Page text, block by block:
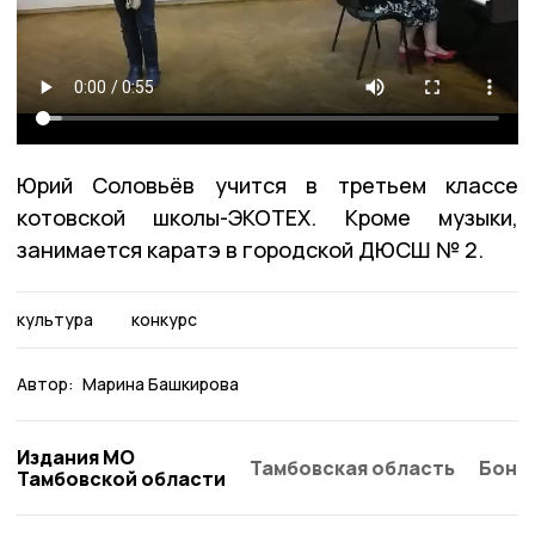
Юрий Соловьёв учится в третьем классе
котовской школы-ЭКОТЕХ. Кроме музыки,
занимается каратэ в городской ДЮСШ № 2.
культура конкурс
Автор: Марина Башкирова
Издания МО
Тамбовской области
Тамбовская область